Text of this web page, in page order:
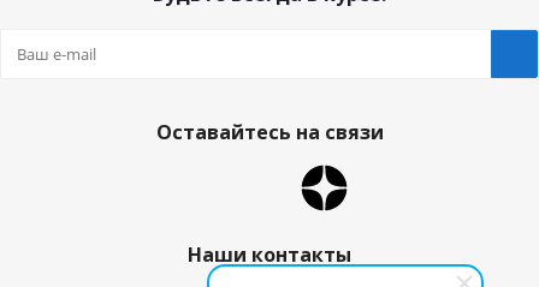
Оставайтесь на связи
Наши контакты